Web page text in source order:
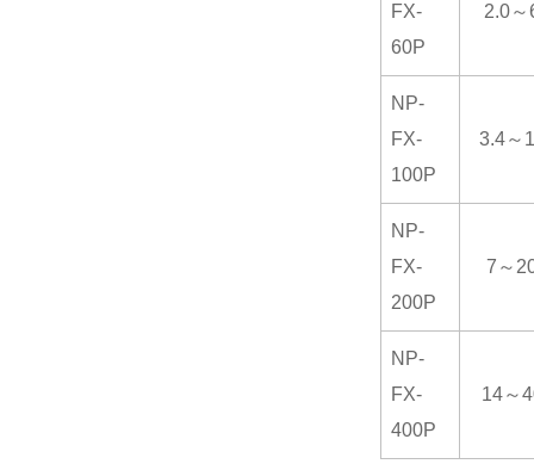
FX-
60P
2.0～
NP-
FX-
100P
3.4～
NP-
FX-
200P
7～
NP-
FX-
400P
14～